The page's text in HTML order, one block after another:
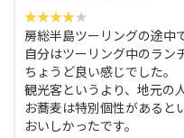
房総半島ツーリングの途中
自分はツーリング中のラン
ちょうど良い感じでした。
観光客というより、地元の
お蕎麦は特別個性があると
おいしかったです。